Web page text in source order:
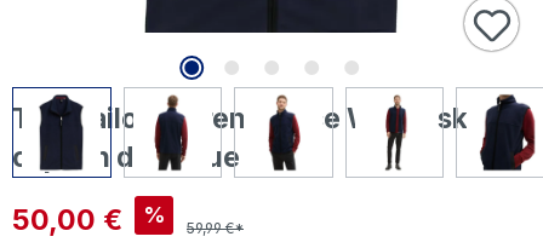
Tom Tailor Herren Fleece Weste sky
captain dark blue
Verkaufspreis:
50,00 € %
59,99 €*